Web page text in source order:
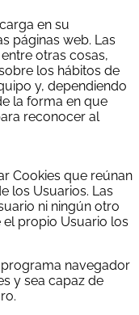
en su
páginas web. Las
otras cosas,
los hábitos de
y, dependiendo
la forma en que
reconocer al
Cookies que reúnan
los Usuarios. Las
ni ningún otro
propio Usuario los
navegador
y sea capaz de